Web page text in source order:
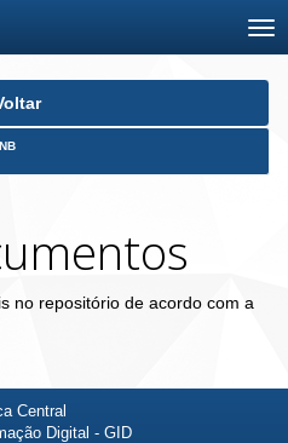
no repositório de acordo com a
Central
Digital - GID